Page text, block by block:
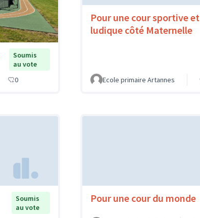
Soumis
au vote
0
Pour une cour sportive et
ludique côté Maternelle
Ecole primaire Artannes
Soumis
au vote
Pour une cour du monde